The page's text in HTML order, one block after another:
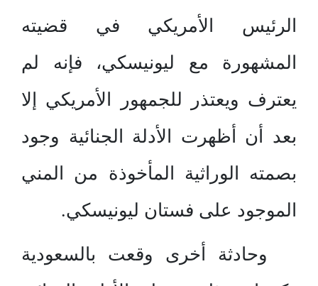
الرئيس الأمريكي في قضيته
المشهورة مع ليونيسكي، فإنه لم
يعترف ويعتذر للجمهور الأمريكي إلا
بعد أن أظهرت الأدلة الجنائية وجود
بصمته الوراثية المأخوذة من المني
الموجود على فستان ليونيسكي.
وحادثة أخرى وقعت بالسعودية